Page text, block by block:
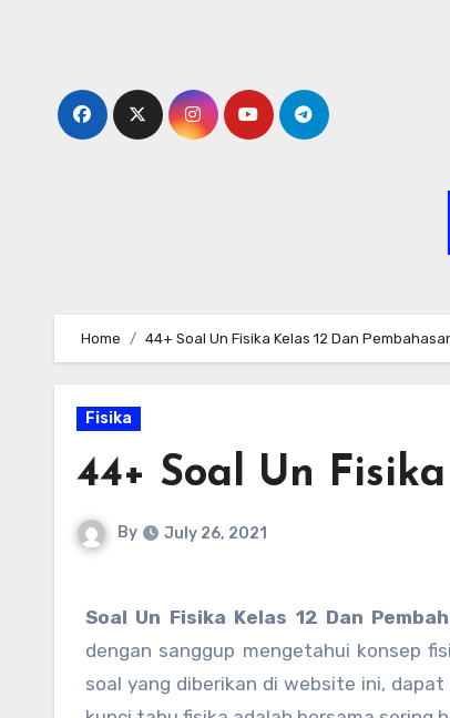
Home 44+ Soal Un Fisika Kelas 12 Dan
Fisika
44+ Soal Un
By July 26, 2021
Soal Un Fisika Kelas 12 Dan
dengan sanggup mengetahui konsep
soal yang diberikan di website ini,